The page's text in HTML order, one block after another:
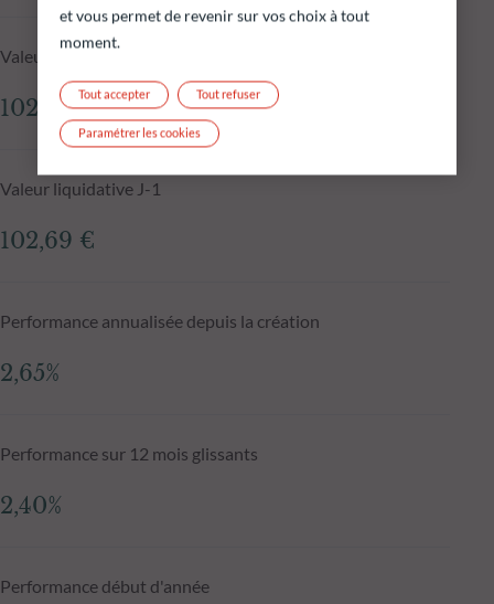
Valeur liquidative au 05.08.2026
102,75 €
Valeur liquidative J-1
102,69 €
Performance annualisée depuis la création
2,65%
Performance sur 12 mois glissants
2,40%
Performance début d'année
et vous permet de revenir sur vos choix à tout
moment.
Tout refuser
Tout accepter
Paramétrer les cookies